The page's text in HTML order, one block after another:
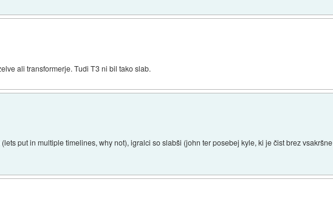
ali transformerje. Tudi T3 ni bil tako slab.
put in multiple timelines, why not), igralci so slabši (john ter posebej kyle, ki je čist brez vsakršne